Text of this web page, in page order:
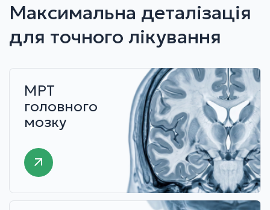
Максимальна деталізація
для точного лікування
МРТ
головного
мозку